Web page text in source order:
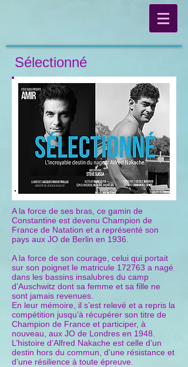
Sélectionné
A la force de ses bras, ce gamin de
Constantine est devenu Champion de
France de Natation et a représenté son
pays aux JO de Berlin en 1936.
A la force de son courage, celui qui portait
sur son poignet le matricule 172763 a nagé
dans les bassins insalubres du camp
d’Auschwitz dont sa femme et sa fille ne
sont jamais revenues.
En leur mémoire, il s’est relevé et a repris la
compétition jusqu’à récupérer son titre de
Champion de France et participer, à
nouveau, aux JO de Londres en 1948.
L’histoire d’Alfred Nakache est celle d’un
destin hors du commun, d’une résistance et
d’une résilience à toute épreuve.